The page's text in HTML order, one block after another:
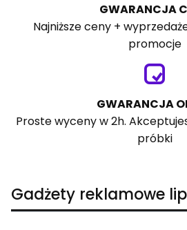
GWARANCJA
Najniższe ceny +
promocje
GWARANCJA
Proste wyceny w 2h.
próbki
Gadżety reklamowe